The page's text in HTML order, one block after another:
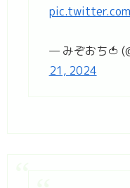
— みぞおち🍅
21, 2024